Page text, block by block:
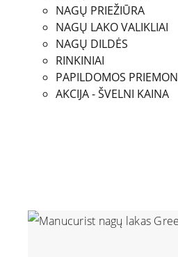
NAGŲ PRIEŽIŪRA
NAGŲ LAKO VALIKLIAI
NAGŲ DILDĖS
RINKINIAI
PAPILDOMOS
AKCIJA - ŠVELNI KAINA